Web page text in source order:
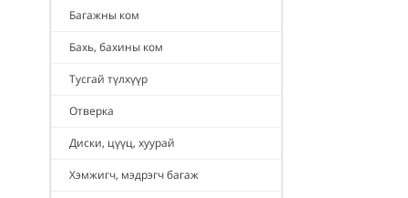
Багажны ком
Бахь, бахины ком
Тусгай түлхүүр
Отверка
Диски, цүүц, хуурай
Хэмжигч, мэдрэгч багаж